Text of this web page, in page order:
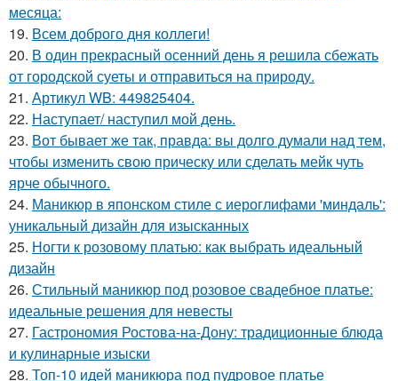
месяца:
19. Всем доброго дня коллеги!
20. В один прекрасный осенний день я решила сбежать
от городской суеты и отправиться на природу.
21. Артикул WB: 449825404.
22. Наступает/ наступил мой день.
23. Вот бывает же так, правда: вы долго думали над тем,
чтобы изменить свою прическу или сделать мейк чуть
ярче обычного.
24. Маникюр в японском стиле с иероглифами 'миндаль':
уникальный дизайн для изысканных
25. Ногти к розовому платью: как выбрать идеальный
дизайн
26. Стильный маникюр под розовое свадебное платье:
идеальные решения для невесты
27. Гастрономия Ростова-на-Дону: традиционные блюда
и кулинарные изыски
28. Топ-10 идей маникюра под пудровое платье